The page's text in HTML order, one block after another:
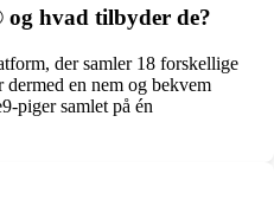
hvad tilbyder de?
der samler 18 forskellige
en nem og bekvem
piger samlet på én